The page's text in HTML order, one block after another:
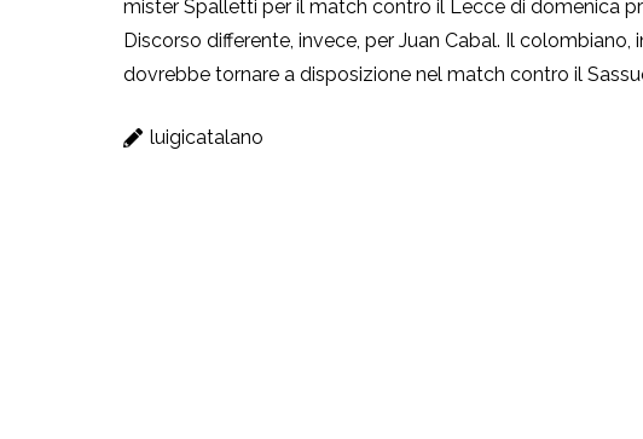
mister Spalletti per il match contro il Lecce di domenica
Discorso differente, invece, per Juan Cabal. Il
dovrebbe tornare a disposizione nel match contro il
luigicatalano